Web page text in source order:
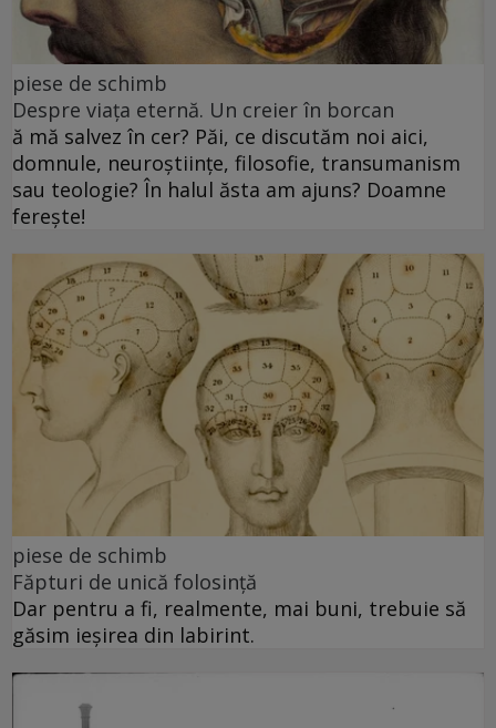
piese de schimb
Despre viața eternă. Un creier în borcan
ă mă salvez în cer? Păi, ce discutăm noi aici,
domnule, neuroștiințe, filosofie, transumanism
sau teologie? În halul ăsta am ajuns? Doamne
ferește!
piese de schimb
Făpturi de unică folosință
Dar pentru a fi, realmente, mai buni, trebuie să
găsim ieșirea din labirint.